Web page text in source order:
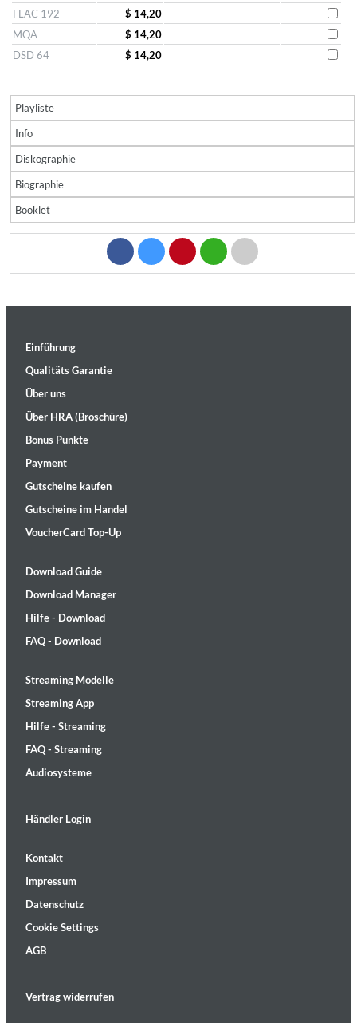
FLAC 192
$ 14,20
MQA
$ 14,20
DSD 64
$ 14,20
Playliste
Info
Diskographie
Biographie
Booklet
Einführung
Qualitäts Garantie
Über uns
Über HRA (Broschüre)
Bonus Punkte
Payment
Gutscheine kaufen
Gutscheine im Handel
VoucherCard Top-Up
Download Guide
Download Manager
Hilfe - Download
FAQ - Download
Streaming Modelle
Streaming App
Hilfe - Streaming
FAQ - Streaming
Audiosysteme
Händler Login
Kontakt
Impressum
Datenschutz
Cookie Settings
AGB
Vertrag widerrufen